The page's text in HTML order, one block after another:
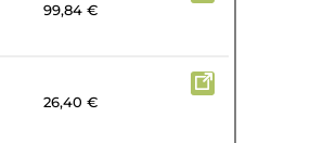
99,84 €
26,40 €